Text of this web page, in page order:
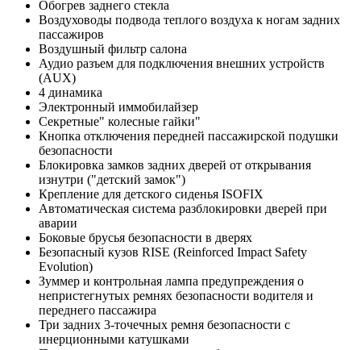
Обогрев заднего стекла
Воздуховоды подвода теплого воздуха к ногам задних
пассажиров
Воздушный фильтр салона
Аудио разъем для подключения внешних устройств
(AUX)
4 динамика
Электронный иммобилайзер
Секретные" колесные гайки"
Кнопка отключения передней пассажирской подушки
безопасности
Блокировка замков задних дверей от открывания
изнутри ("детский замок")
Крепление для детского сиденья ISOFIX
Автоматическая система разблокировки дверей при
аварии
Боковые брусья безопасности в дверях
Безопасный кузов RISE (Reinforced Impact Safety
Evolution)
Зуммер и контрольная лампа предупреждения о
непристегнутых ремнях безопасности водителя и
переднего пассажира
Три задних 3-точечных ремня безопасности с
инерционными катушками